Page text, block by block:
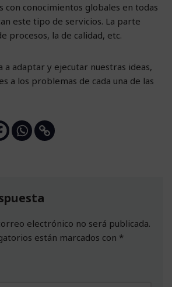
con conocimientos globales en todas
este tipo de servicios. La parte
procesos, la de calidad, etc.
a adaptar y ejecutar nuestras ideas,
a los problemas de cada una de las
electrónico no será publicada.
están marcados con *